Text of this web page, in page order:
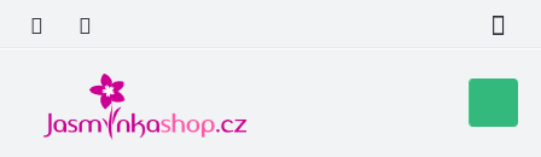
obsah
košík